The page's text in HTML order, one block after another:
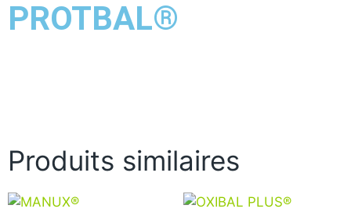
PROTBAL®
Produits similaires